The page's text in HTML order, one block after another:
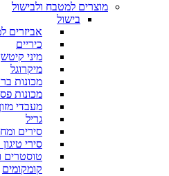
מוצרים למטבח ולבישול
בישול
אביזרים
כיריים
מיני
מיקרוגל
מכונות
מכונות
מעבדי
גריל
סירים
סירי
טוסטרים
קומקומים